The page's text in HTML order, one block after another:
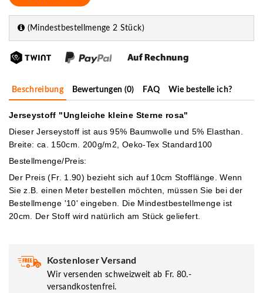
(Mindestbestellmenge 2 Stück)
Beschreibung Bewertungen (0) FAQ Wie bestelle ich?
Jerseystoff "Ungleiche kleine Sterne rosa"
Dieser Jerseystoff ist aus 95% Baumwolle und 5% Elasthan.
Breite: ca. 150cm. 200g/m2, Oeko-Tex Standard100
Bestellmenge/Preis:
Der Preis (Fr. 1.90) bezieht sich auf 10cm Stofflänge. Wenn
Sie z.B. einen Meter bestellen möchten, müssen Sie bei der
Bestellmenge '10' eingeben. Die Mindestbestellmenge ist
20cm. Der Stoff wird natürlich am Stück geliefert.
Kostenloser Versand
Wir versenden schweizweit ab Fr. 80.-
versandkostenfrei.